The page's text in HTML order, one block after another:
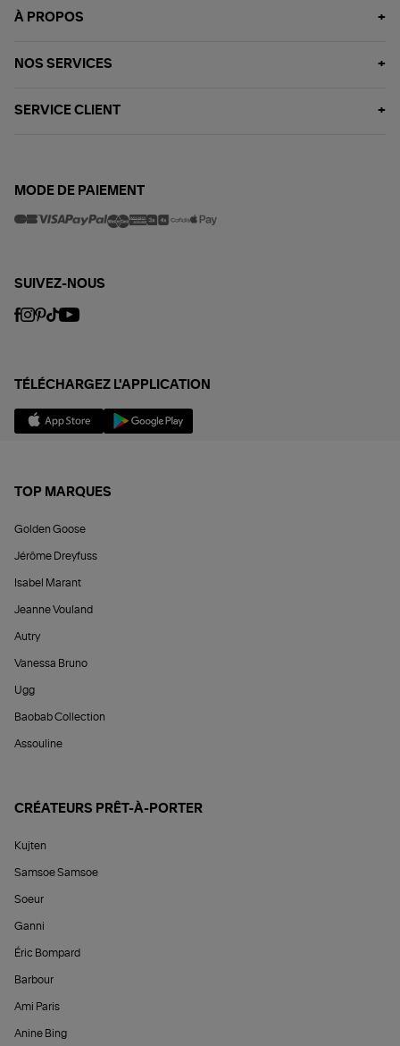
À PROPOS
NOS SERVICES
SERVICE CLIENT
MODE DE PAIEMENT
SUIVEZ-NOUS
TÉLÉCHARGEZ L'APPLICATION
TOP MARQUES
Golden Goose
Jérôme Dreyfuss
Isabel Marant
Jeanne Vouland
Autry
Vanessa Bruno
Ugg
Baobab Collection
Assouline
CRÉATEURS PRÊT-À-PORTER
Kujten
Samsoe Samsoe
Soeur
Ganni
Éric Bompard
Barbour
Ami Paris
Anine Bing